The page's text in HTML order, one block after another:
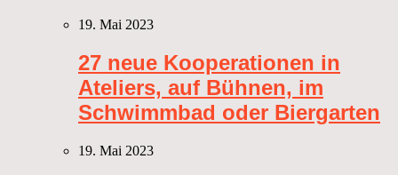
19. Mai 2023
27 neue Kooperationen in
Ateliers, auf Bühnen, im
Schwimmbad oder Biergarten
19. Mai 2023